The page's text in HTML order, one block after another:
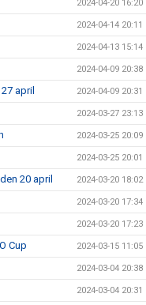
2024-04-20 16:20
2024-04-14 20:11
2024-04-13 15:14
2024-04-09 20:38
april 2024-04-09 20:31
2024-03-27 23:13
2024-03-25 20:09
2024-03-25 20:01
20 april 2024-03-20 18:02
2024-03-20 17:34
2024-03-20 17:23
Cup 2024-03-15 11:05
2024-03-04 20:38
2024-03-04 20:31